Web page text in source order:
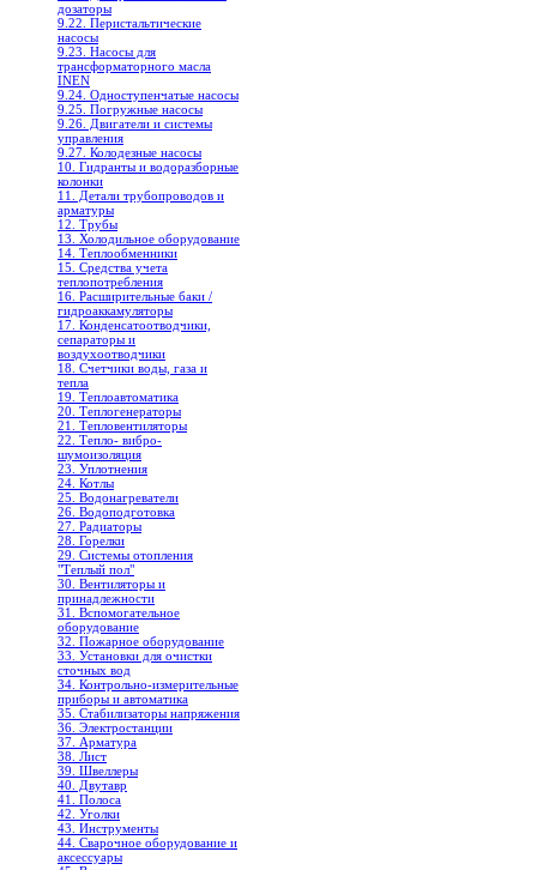
дозаторы
9.22. Перистальтические
насосы
9.23. Насосы для
трансформаторного масла
INEN
9.24. Одноступенчатые насосы
9.25. Погружные насосы
9.26. Двигатели и системы
управления
9.27. Колодезные насосы
10. Гидранты и водоразборные
колонки
11. Детали трубопроводов и
арматуры
12. Трубы
13. Холодильное oборудование
14. Теплообменники
15. Средства учета
теплопотребления
16. Расширительные баки /
гидроаккамуляторы
17. Конденсатоотводчики,
сепараторы и
воздухоотводчики
18. Счетчики воды, газа и
тепла
19. Теплоавтоматика
20. Теплогенераторы
21. Тепловентиляторы
22. Тепло- вибро-
шумоизоляция
23. Уплотнения
24. Котлы
25. Водонагреватели
26. Водоподготовка
27. Радиаторы
28. Горелки
29. Системы отопления
"Теплый пол"
30. Вентиляторы и
принадлежности
31. Вспомогательное
оборудование
32. Пожарное оборудование
33. Установки для очистки
сточных вод
34. Контрольно-измерительные
приборы и автоматика
35. Стабилизаторы напряжения
36. Электростанции
37. Арматура
38. Лист
39. Швеллеры
40. Двутавр
41. Полоса
42. Уголки
43. Инструменты
44. Сварочное оборудование и
аксессуары